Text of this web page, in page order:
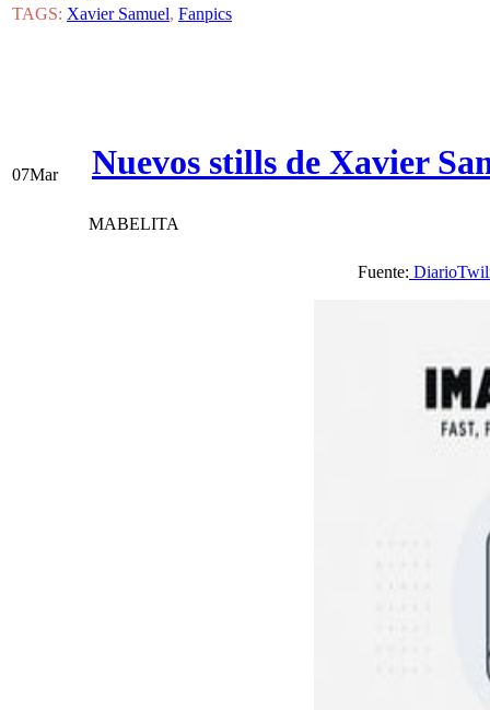
TAGS: Xavier Samuel, Fanpics
07Mar Nuevos stills de Xavier
MABELITA
Fuente: